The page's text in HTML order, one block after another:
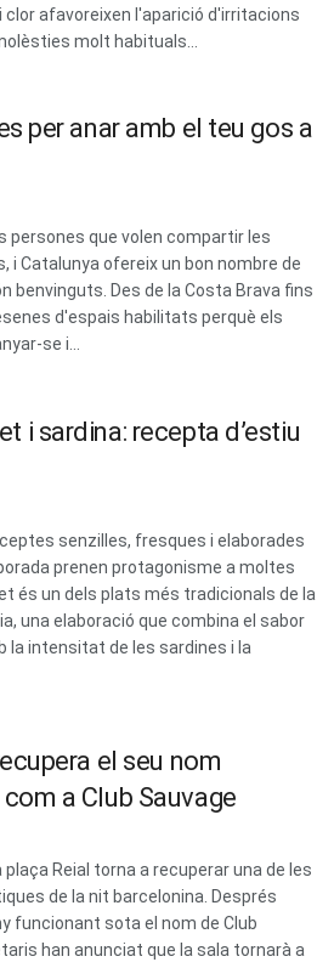
afavoreixen l'aparició d'irritacions
molt habituals...
per anar amb el teu gos a
persones que volen compartir les
i Catalunya ofereix un bon nombre de
benvinguts. Des de la Costa Brava fins
d'espais habilitats perquè els
se i...
i sardina: recepta d’estiu
senzilles, fresques i elaborades
prenen protagonisme a moltes
és un dels plats més tradicionals de la
una elaboració que combina el sabor
la intensitat de les sardines i la
el seu nom
a Club Sauvage
Reial torna a recuperar una de les
de la nit barcelonina. Després
funcionant sota el nom de Club
han anunciat que la sala tornarà a